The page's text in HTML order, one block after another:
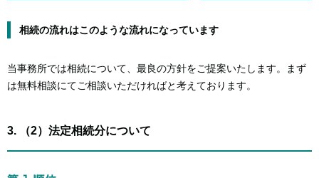
相続の流れはこのような流れになっています
当事務所では相続について、最良の方針をご提案いたします。まず
は無料相談にてご相談いただければと考えております。
3. （2）法定相続分について